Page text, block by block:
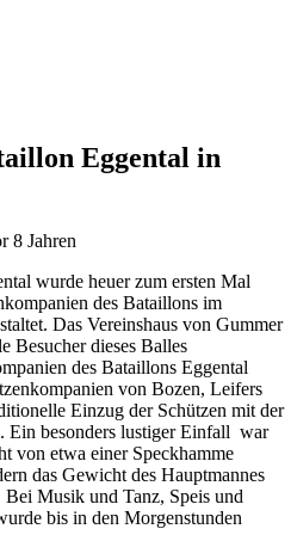
Eggental in
8 Jahren
wurde heuer zum ersten Mal
des Bataillons im
Das Vereinshaus von Gummer
Besucher dieses Balles
des Bataillons Eggental
von Bozen, Leifers
Einzug der Schützen mit der
Ein besonders lustiger Einfall war
von etwa einer Speckhamme
das Gewicht des Hauptmannes
Musik und Tanz, Speis und
bis in den Morgenstunden